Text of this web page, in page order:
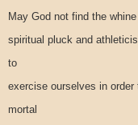
May God not find the
spiritual pluck and
to
exercise ourselves in
mortal